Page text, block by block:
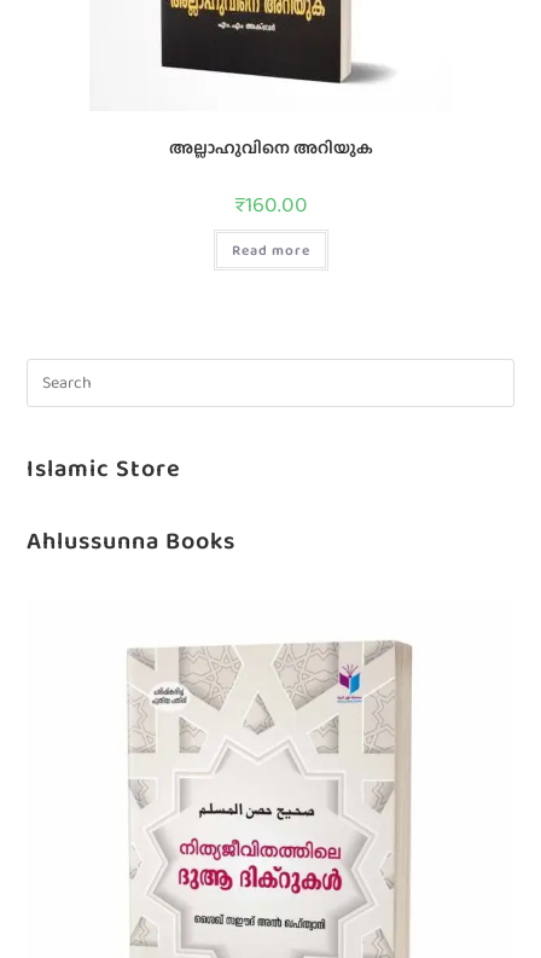
അല്ലാഹുവിനെ അറിയുക
₹160.00
Read more
Islamic Store
Ahlussunna Books